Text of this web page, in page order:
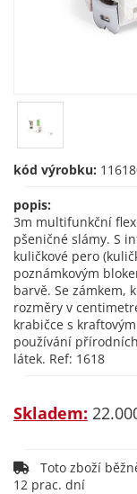
kód výrobku:
popis:
3m multifunkční
pšeničné slámy. S
kuličkové pero
poznámkovým
barvě. Se zámkem,
rozměry v
krabičce s
používání
látek. Ref: 1618
Skladem:
Toto zboží
12 prac. dní